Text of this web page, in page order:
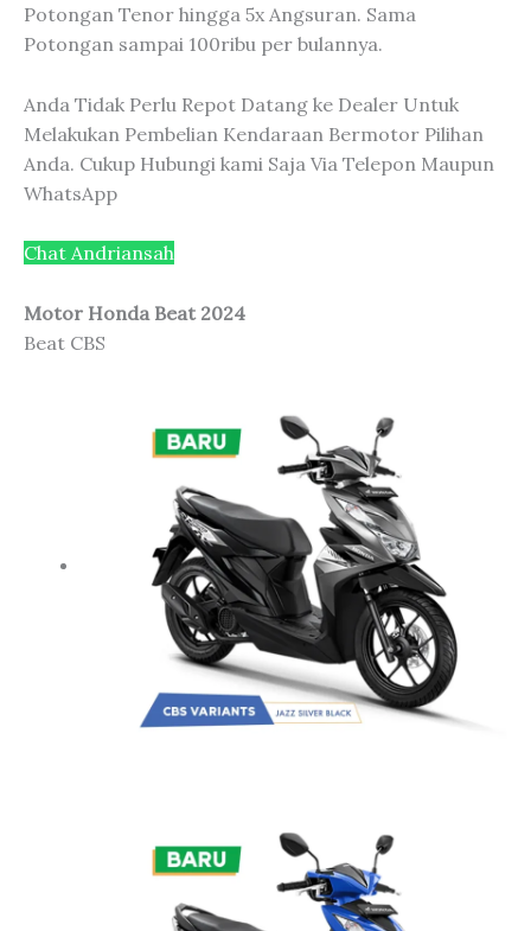
Potongan Tenor hingga 5x Angsuran. Sama
Potongan sampai 100ribu per bulannya.
Anda Tidak Perlu Repot Datang ke Dealer Untuk
Melakukan Pembelian Kendaraan Bermotor Pilihan
Anda. Cukup Hubungi kami Saja Via Telepon Maupun
WhatsApp
Chat Andriansah
Motor Honda Beat 2024
Beat CBS